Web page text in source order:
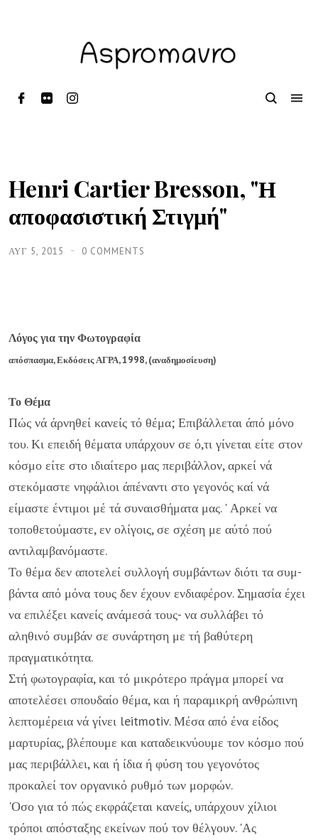
Henri Cartier Bresson, "Η
αποφασιστική Στιγμή"
ΑΥΓ 5, 2015 0 COMMENTS
Λόγος για την Φωτογραφία
απόσπασμα,Εκδόσεις ΑΓΡΑ, 1998, (αναδημοσίευση)
Το Θέμα
Πώς νά άρνηθεί κανείς τό θέμα; Επιβάλλεται άπό μόνο
του. Κι επειδή θέματα υπάρχουν σε ό,τι γίνεται είτε στον
κόσμο είτε στο ιδιαίτερο μας περιβάλλον, αρκεί νά
στεκόμαστε νη­φάλιοι άπέναντι στο γεγονός καί νά
είμαστε έντιμοι μέ τά συναισθήματα μας. ' Αρκεί να
τοποθετούμαστε, εν ολίγοις, σε σχέση με αύτό πού
αντιλαμβανόμαστε.
Το θέμα δεν αποτελεί συλλογή συμβάντων διότι τα συμ­
βάντα από μόνα τους δεν έχουν ενδιαφέρον. Σημασία έχει
να επιλέξει κανείς ανάμεσά τους- να συλλάβει τό
αληθινό συμ­βάν σε συνάρτηση με τή βαθύτερη
πραγματικότητα.
Στή φωτογραφία, και τό μικρότερο πράγμα μπορεί να
αποτελέσει σπουδαίο θέμα, και ή παραμικρή ανθρώπινη
λε­πτομέρεια νά γίνει leitmotiv. Μέσα από ένα είδος
μαρτυρίας, βλέπουμε και καταδεικνύουμε τον κόσμο πού
μας περιβάλλει, και ή ίδια ή φύση του γεγονότος
προκαλεί τον οργανικό ρυθμό των μορφών.
'Οσο για τό πώς εκφράζεται κανείς, υπάρχουν χίλιοι
τρόποι απόσταξης εκείνων πού τον θέλγουν. 'Ας